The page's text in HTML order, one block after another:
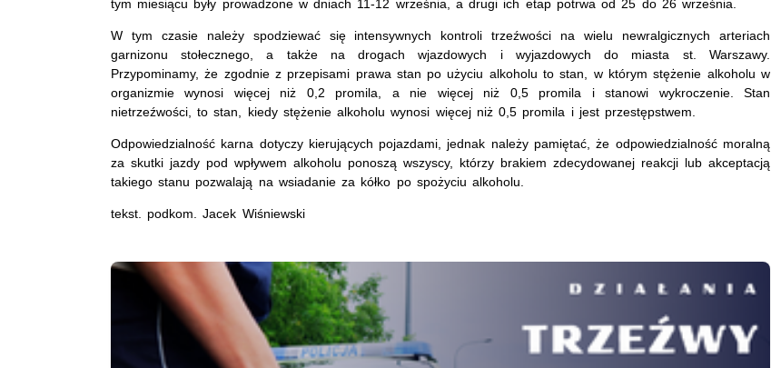
tym miesiącu były prowadzone w dniach 11-12 września, a drugi ich etap potrwa od 25 do 26 września.
W tym czasie należy spodziewać się intensywnych kontroli trzeźwości na wielu newralgicznych arteriach
garnizonu stołecznego, a także na drogach wjazdowych i wyjazdowych do miasta st. Warszawy.
Przypominamy, że zgodnie z przepisami prawa stan po użyciu alkoholu to stan, w którym stężenie alkoholu w
organizmie wynosi więcej niż 0,2 promila, a nie więcej niż 0,5 promila i stanowi wykroczenie. Stan
nietrzeźwości, to stan, kiedy stężenie alkoholu wynosi więcej niż 0,5 promila i jest przestępstwem.
Odpowiedzialność karna dotyczy kierujących pojazdami, jednak należy pamiętać, że odpowiedzialność moralną
za skutki jazdy pod wpływem alkoholu ponoszą wszyscy, którzy brakiem zdecydowanej reakcji lub akceptacją
takiego stanu pozwalają na wsiadanie za kółko po spożyciu alkoholu.
tekst. podkom. Jacek Wiśniewski